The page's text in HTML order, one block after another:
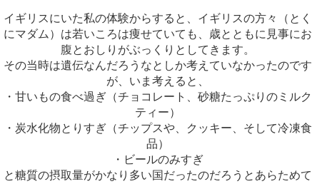
イギリスにいた私の体験からすると、イギリスの方々（とく
にマダム）は若いころは痩せていても、歳とともに見事にお
腹とおしりがぶっくりとしてきます。
その当時は遺伝なんだろうなとしか考えていなかったのです
が、いま考えると、
・甘いもの食べ過ぎ（チョコレート、砂糖たっぷりのミルク
ティー）
・炭水化物とりすぎ（チップスや、クッキー、そして冷凍食
品）
・ビールのみすぎ
と糖質の摂取量がかなり多い国だったのだろうとあらためて